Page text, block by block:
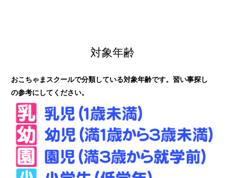
対象年齢
おこちゃまスクールで分類している対象年齢です。習い事探し
の参考にしてください。